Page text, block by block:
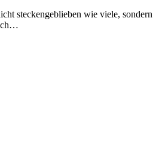
steckengeblieben wie viele, sondern